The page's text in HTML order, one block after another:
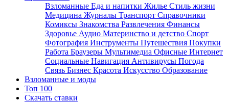
Взломанные Еда и напитки Жилье Стиль жизни
Медицина Журналы Транспорт Справочники
Комиксы Знакомства Развлечения Финансы
Здоровье Аудио Материнство и детство Спорт
Фотография Инструменты Путешествия Покупки
Работа Браузеры Мультимедиа Офисные Интернет
Социальные Навигация Антивирусы Погода
Связь Бизнес Красота Искусство Образование
Взломанные и моды
Топ 100
Скачать ставки